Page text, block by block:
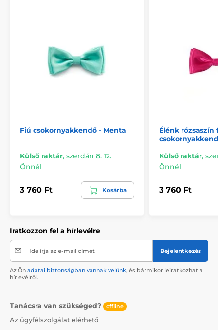
Fiú csokornyakkendő - Menta
Külső raktár, szerdán 8. 12.
Önnél
3 760 Ft Kosárba
Élénk rózsaszín
Külső raktár,
Önnél
3 760 Ft
Iratkozzon fel a hírlevélre
Ide írja az e-mail címét Bejelentkezés
Az Ön adatai biztonságban vannak velünk, és bármikor leiratkozhat a
hírlevélről.
Tanácsra van szükséged? offline
Az ügyfélszolgálat elérhető